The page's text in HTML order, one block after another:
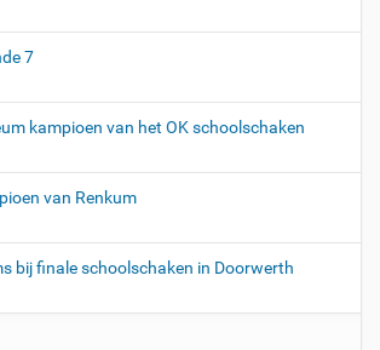
7
kampioen van het OK schoolschaken
van Renkum
bij finale schoolschaken in Doorwerth